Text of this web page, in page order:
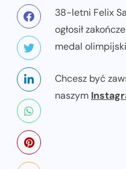
38-letni Felix
ogłosił
medal
Chcesz być
naszym